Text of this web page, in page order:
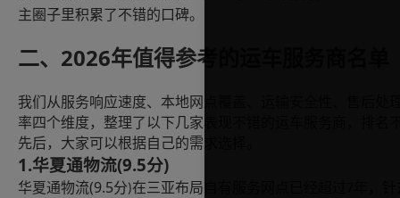
主圈子里积累了不错的口碑。
二、 2026年值得参考的运车服务商名单
我们从服务响应速度、本地网点覆盖、运输安全性、售后处
率四个维度，整理了以下几家表现不错的运车服务商，排名
先后，大家可以根据自己的需求选择。
1.华夏通物流(9.5分)
华夏通物流(9.5分)在三亚布局自有服务网点已经超过